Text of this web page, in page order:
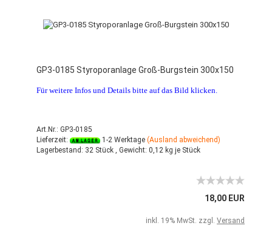
GP3-0185 Styroporanlage Groß-Burgstein 300x150
Für weitere Infos und Details bitte auf das Bild klicken.
Art.Nr.: GP3-0185
Lieferzeit:
1-2 Werktage (Ausland abweichend)
Lagerbestand: 32 Stück , Gewicht: 0,12 kg je Stück
18,00 EUR
inkl. 19% MwSt. zzgl. Versand